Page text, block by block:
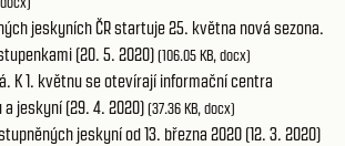
jeskyních ČR startuje 25. května nová sezona.
(20. 5. 2020)(106.05 KB, docx)
K 1. květnu se otevírají informační centra
jeskyní (29. 4. 2020)(37.36 KB, docx)
jeskyní od 13. března 2020 (12. 3. 2020)